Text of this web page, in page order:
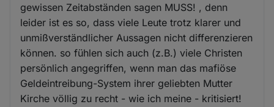
gewissen Zeitabständen sagen MUSS! , denn
leider ist es so, dass viele Leute trotz klarer und
unmißverständlicher Aussagen nicht differenzieren
können. so fühlen sich auch (z.B.) viele Christen
persönlich angegriffen, wenn man das mafiöse
Geldeintreibung-System ihrer geliebten Mutter
Kirche völlig zu recht - wie ich meine - kritisiert!